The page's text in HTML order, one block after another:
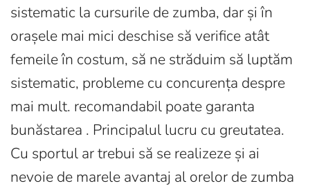
sistematic la cursurile de zumba, dar și în
orașele mai mici deschise să verifice atât
femeile în costum, să ne străduim să luptăm
sistematic, probleme cu concurența despre
mai mult. recomandabil poate garanta
bunăstarea . Principalul lucru cu greutatea.
Cu sportul ar trebui să se realizeze și ai
nevoie de marele avantaj al orelor de zumba